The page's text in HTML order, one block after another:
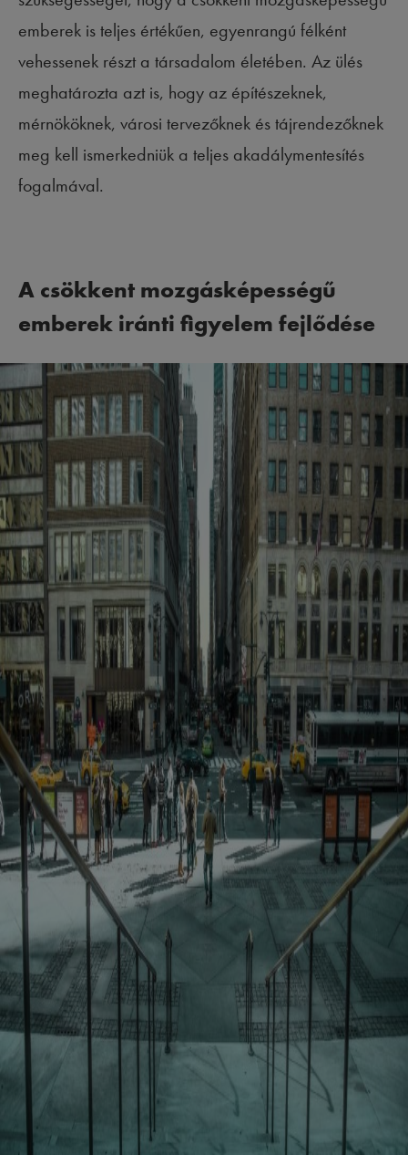
emberek is teljes értékűen, egyenrangú félként
vehessenek részt a társadalom életében. Az ülés
meghatározta azt is, hogy az építészeknek,
mérnököknek, városi tervezőknek és tájrendezőknek
meg kell ismerkedniük a teljes akadálymentesítés
fogalmával.
A csökkent mozgásképességű
emberek iránti figyelem fejlődése